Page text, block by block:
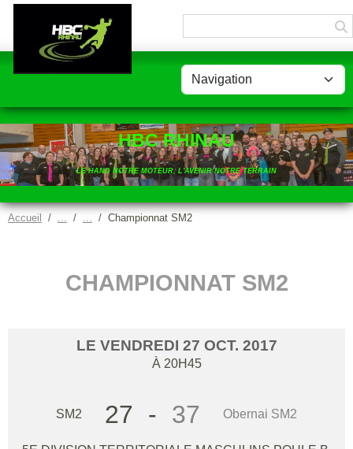
HBC RHINAU
LE HAND NOTRE MOTEUR, L'AVENIR NOTRE TERRAIN
Accueil Championnat SM2
CHAMPIONNAT SM2
LE VENDREDI 27 OCT. 2017
À 20H45
SM2 27 - 37 Obernai SM2